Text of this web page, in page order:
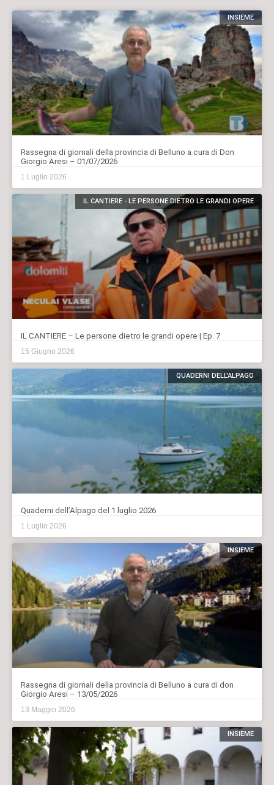
INSIEME
Rassegna di giornali della provincia di Belluno a cura di Don
Giorgio Aresi – 01/07/2026
1 Luglio 2026
IL CANTIERE - LE PERSONE DIETRO LE GRANDI OPERE
IL CANTIERE – Le persone dietro le grandi opere | Ep. 7
15 Giugno 2026
QUADERNI DELL'ALPAGO
Quaderni dell’Alpago del 1 luglio 2026
1 Luglio 2026
INSIEME
Rassegna di giornali della provincia di Belluno a cura di don
Giorgio Aresi – 13/05/2026
13 Maggio 2026
INSIEME